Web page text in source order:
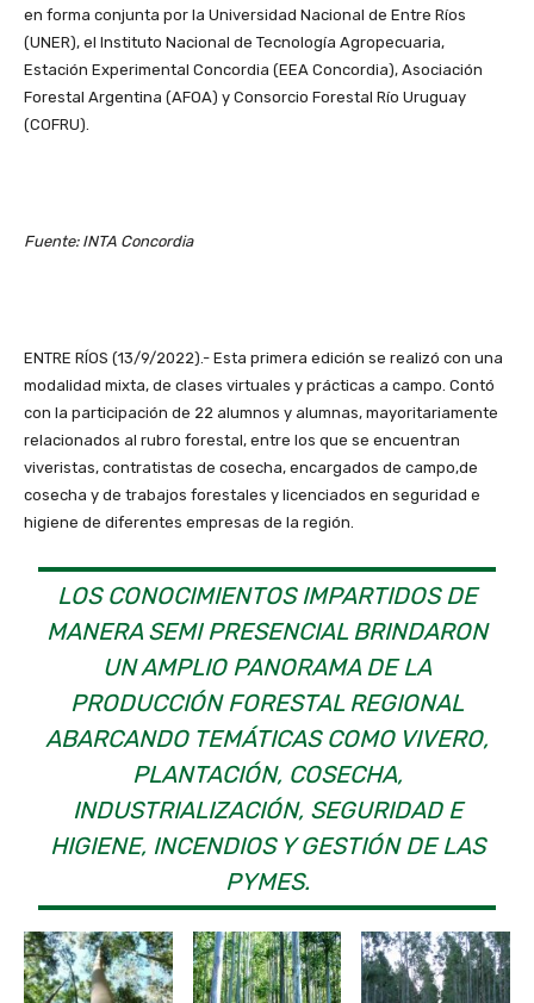
en forma conjunta por la Universidad Nacional de Entre Ríos
(UNER), el Instituto Nacional de Tecnología Agropecuaria,
Estación Experimental Concordia (EEA Concordia), Asociación
Forestal Argentina (AFOA) y Consorcio Forestal Río Uruguay
(COFRU).
Fuente: INTA Concordia
ENTRE RÍOS (13/9/2022).- Esta primera edición se realizó con una
modalidad mixta, de clases virtuales y prácticas a campo. Contó
con la participación de 22 alumnos y alumnas, mayoritariamente
relacionados al rubro forestal, entre los que se encuentran
viveristas, contratistas de cosecha, encargados de campo,de
cosecha y de trabajos forestales y licenciados en seguridad e
higiene de diferentes empresas de la región.
LOS CONOCIMIENTOS IMPARTIDOS DE
MANERA SEMI PRESENCIAL BRINDARON
UN AMPLIO PANORAMA DE LA
PRODUCCIÓN FORESTAL REGIONAL
ABARCANDO TEMÁTICAS COMO VIVERO,
PLANTACIÓN, COSECHA,
INDUSTRIALIZACIÓN, SEGURIDAD E
HIGIENE, INCENDIOS Y GESTIÓN DE LAS
PYMES.